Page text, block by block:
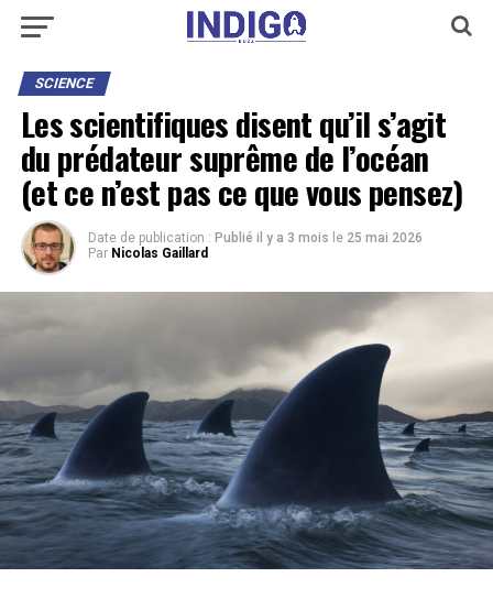
SCIENCE
Les scientifiques disent qu’il s’agit
du prédateur suprême de l’océan
(et ce n’est pas ce que vous pensez)
Date de publication : Publié il y a 3 mois le 25 mai 2026
Par Nicolas Gaillard